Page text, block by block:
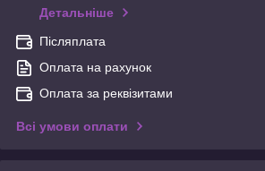
Детальніше
Післяплата
Оплата на рахунок
Оплата за реквізитами
Всі умови оплати